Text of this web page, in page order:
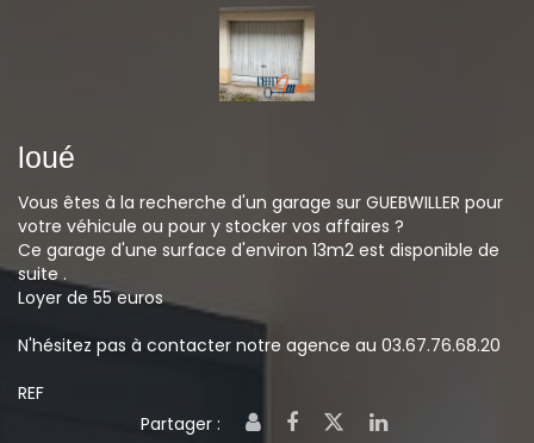
loué
Vous êtes à la recherche d'un garage sur GUEBWILLER pour
votre véhicule ou pour y stocker vos affaires ?
Ce garage d'une surface d'environ 13m2 est disponible de
suite .
Loyer de 55 euros
N'hésitez pas à contacter notre agence au 03.67.76.68.20
REF
Partager :